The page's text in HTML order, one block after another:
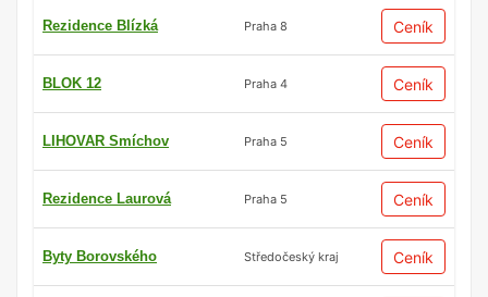
Rezidence Blízká Praha 8 Ceník
BLOK 12 Praha 4 Ceník
LIHOVAR Smíchov Praha 5 Ceník
Rezidence Laurová Praha 5 Ceník
Byty Borovského Středočeský kraj Ceník